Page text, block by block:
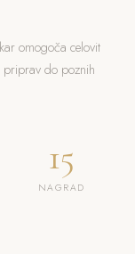
omogoča celovit
priprav do poznih
15
NAGRAD